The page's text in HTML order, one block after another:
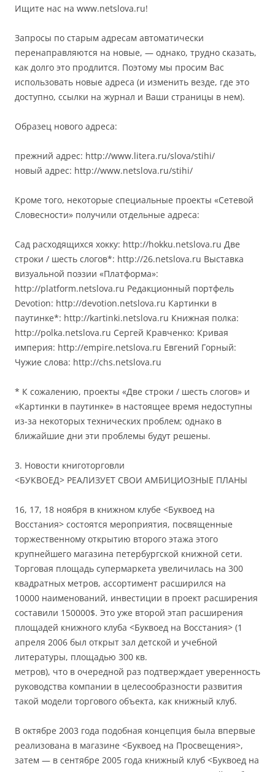
Ищите нас на www.netslova.ru!
Запросы по старым адресам автоматически
перенаправляются на новые, — однако, трудно сказать,
как долго это продлится. Поэтому мы просим Вас
использовать новые адреса (и изменить везде, где это
доступно, ссылки на журнал и Ваши страницы в нем).
Образец нового адреса:
прежний адрес: http://www.litera.ru/slova/stihi/
новый адрес: http://www.netslova.ru/stihi/
Кроме того, некоторые специальные проекты «Сетевой
Словесности» получили отдельные адреса:
Сад расходящихся хокку: http://hokku.netslova.ru Две
строки / шесть слогов*: http://26.netslova.ru Выставка
визуальной поэзии «Платформа»:
http://platform.netslova.ru Редакционный портфель
Devotion: http://devotion.netslova.ru Картинки в
паутинке*: http://kartinki.netslova.ru Книжная полка:
http://polka.netslova.ru Сергей Кравченко: Кривая
империя: http://empire.netslova.ru Евгений Горный:
Чужие слова: http://chs.netslova.ru
* К сожалению, проекты «Две строки / шесть слогов» и
«Картинки в паутинке» в настоящее время недоступны
из-за некоторых технических проблем; однако в
ближайшие дни эти проблемы будут решены.
3. Новости книготорговли
<БУКВОЕД> РЕАЛИЗУЕТ СВОИ АМБИЦИОЗНЫЕ ПЛАНЫ
16, 17, 18 ноября в книжном клубе <Буквоед на
Восстания> состоятся мероприятия, посвященные
торжественному открытию второго этажа этого
крупнейшего магазина петербургской книжной сети.
Торговая площадь супермаркета увеличилась на 300
квадратных метров, ассортимент расширился на
10000 наименований, инвестиции в проект расширения
составили 150000$. Это уже второй этап расширения
площадей книжного клуба <Буквоед на Восстания> (1
апреля 2006 был открыт зал детской и учебной
литературы, площадью 300 кв.
метров), что в очередной раз подтверждает уверенность
руководства компании в целесообразности развития
такой модели торгового объекта, как книжный клуб.
В октябре 2003 года подобная концепция была впервые
реализована в магазине <Буквоед на Просвещения>,
затем — в сентябре 2005 года книжный клуб <Буквоед на